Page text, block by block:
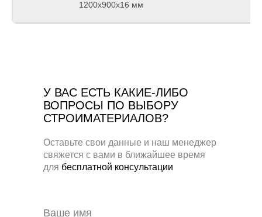
1200x900x16 мм
У ВАС ЕСТЬ КАКИЕ-ЛИБО
ВОПРОСЫ ПО ВЫБОРУ
СТРОИМАТЕРИАЛОВ?
Оставьте свои данные и наш менеджер
свяжется с вами в ближайшее время
для бесплатной консультации